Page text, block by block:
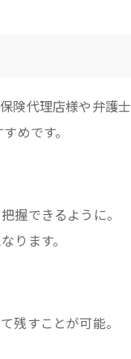
険代理店様や弁護士
めです。
握できるように。
ります。
残すことが可能。